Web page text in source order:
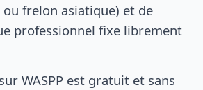
frelon asiatique) et de
professionnel fixe librement
WASPP est gratuit et sans